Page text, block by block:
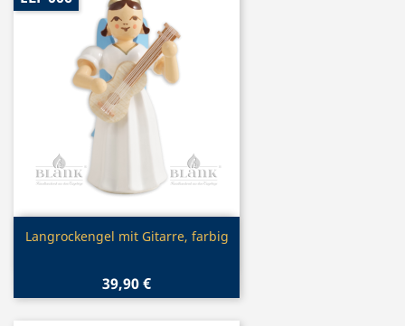
Vorschau
Langrockengel mit Gitarre, farbig
39,90 €